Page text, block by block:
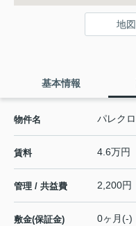
地
基本情報
物件名 パレク
賃料 4.6万円
管理 / 共益費 2,200円
敷金(保証金) 0ヶ月(-)